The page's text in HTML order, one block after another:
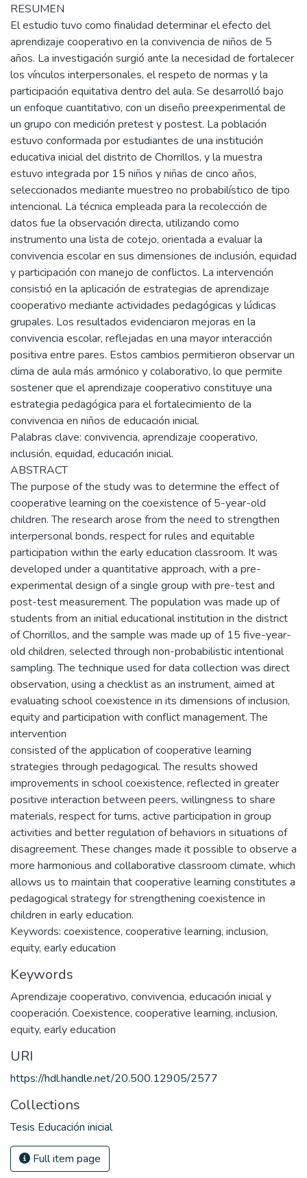
RESUMEN
El estudio tuvo como finalidad determinar el efecto del
aprendizaje cooperativo en la convivencia de niños de 5
años. La investigación surgió ante la necesidad de fortalecer
los vínculos interpersonales, el respeto de normas y la
participación equitativa dentro del aula. Se desarrolló bajo
un enfoque cuantitativo, con un diseño preexperimental de
un grupo con medición pretest y postest. La población
estuvo conformada por estudiantes de una institución
educativa inicial del distrito de Chorrillos, y la muestra
estuvo integrada por 15 niños y niñas de cinco años,
seleccionados mediante muestreo no probabilístico de tipo
intencional. La técnica empleada para la recolección de
datos fue la observación directa, utilizando como
instrumento una lista de cotejo, orientada a evaluar la
convivencia escolar en sus dimensiones de inclusión, equidad
y participación con manejo de conflictos. La intervención
consistió en la aplicación de estrategias de aprendizaje
cooperativo mediante actividades pedagógicas y lúdicas
grupales. Los resultados evidenciaron mejoras en la
convivencia escolar, reflejadas en una mayor interacción
positiva entre pares. Estos cambios permitieron observar un
clima de aula más armónico y colaborativo, lo que permite
sostener que el aprendizaje cooperativo constituye una
estrategia pedagógica para el fortalecimiento de la
convivencia en niños de educación inicial.
Palabras clave: convivencia, aprendizaje cooperativo,
inclusión, equidad, educación inicial.
ABSTRACT
The purpose of the study was to determine the effect of
cooperative learning on the coexistence of 5-year-old
children. The research arose from the need to strengthen
interpersonal bonds, respect for rules and equitable
participation within the early education classroom. It was
developed under a quantitative approach, with a pre-
experimental design of a single group with pre-test and
post-test measurement. The population was made up of
students from an initial educational institution in the district
of Chorrillos, and the sample was made up of 15 five-year-
old children, selected through non-probabilistic intentional
sampling. The technique used for data collection was direct
observation, using a checklist as an instrument, aimed at
evaluating school coexistence in its dimensions of inclusion,
equity and participation with conflict management. The
intervention
consisted of the application of cooperative learning
strategies through pedagogical. The results showed
improvements in school coexistence, reflected in greater
positive interaction between peers, willingness to share
materials, respect for turns, active participation in group
activities and better regulation of behaviors in situations of
disagreement. These changes made it possible to observe a
more harmonious and collaborative classroom climate, which
allows us to maintain that cooperative learning constitutes a
pedagogical strategy for strengthening coexistence in
children in early education.
Keywords: coexistence, cooperative learning, inclusion,
equity, early education
Keywords
Aprendizaje cooperativo, convivencia, educación inicial y
cooperación. Coexistence, cooperative learning, inclusion,
equity, early education
URI
https://hdl.handle.net/20.500.12905/2577
Collections
Tesis Educación inicial
Full item page